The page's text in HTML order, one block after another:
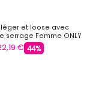
et loose avec
serrage Femme ONLY
€ 44%